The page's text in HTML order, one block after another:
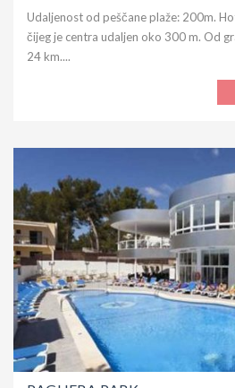
Udaljenost od peščane plaže: 200m.
čijeg je centra udaljen oko 300 m. Od
24 km....